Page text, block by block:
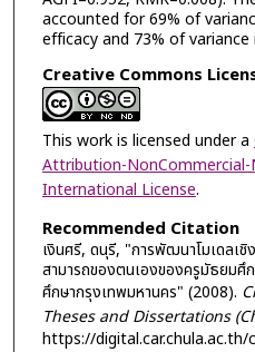
accounted for 69% of
efficacy and 73% of
Creative Commons
This work is licensed under a
Attribution-NonCommercial-
International License.
Recommended Citation
เงินศรี, ดนุรี, "การพัฒนาโมเดลเชิ
สามารถของตนเองของครูมัธยมศึ
ศึกษากรุงเทพมหานคร" (2008).
Theses and Dissertations
https://